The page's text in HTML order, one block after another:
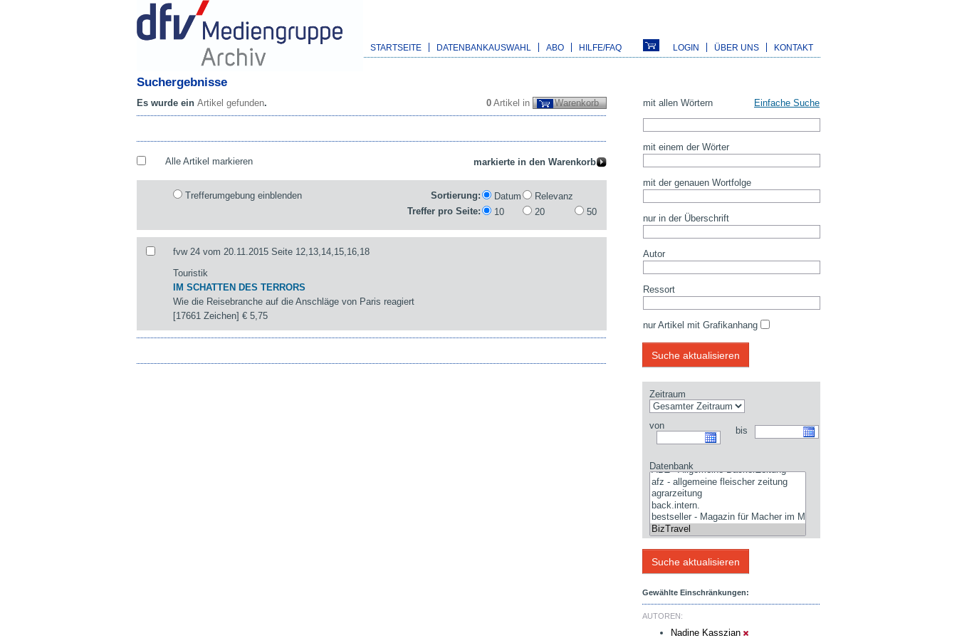
STARTSEITE DATENBANKAUSWAHL ABO HILFE/FAQ LOGIN ÜBER UNS KONTAKT
Suchergebnisse
0 Artikel in Warenkorb
Es wurde ein Artikel gefunden.
Alle Artikel markieren
Trefferumgebung einblenden Sortierung: Datum
Relevanz
Treffer pro Seite:
10 20 50
fvw 24 vom 20.11.2015 Seite 12,13,14,15,16,18
Touristik
IM SCHATTEN DES TERRORS
Wie die Reisebranche auf die Anschläge von Paris reagiert
[17661 Zeichen]€ 5,75
mit allen Wörtern Einfache Suche
mit einem der Wörter
mit der genauen Wortfolge
nur in der Überschrift
Autor
Ressort
nur Artikel mit Grafikanhang
Zeitraum
von bis
Datenbank
Gewählte Einschränkungen:
AUTOREN:
Nadine Kasszian